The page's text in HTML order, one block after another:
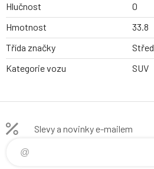
Hlučnost
0
Hmotnost
33.8
Třída značky
Střed
Kategorie vozu
SUV
Slevy a novinky e-mailem